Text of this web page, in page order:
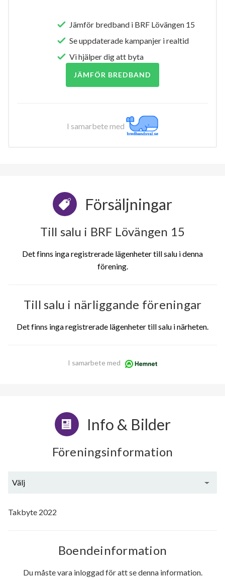
Jämför bredband i BRF Lövängen 15
Se uppdaterade kampanjer i realtid
Vi hjälper dig att byta
JÄMFÖR BREDBAND
I samarbete med
Försäljningar
Till salu i BRF Lövängen 15
Det finns inga registrerade lägenheter till salu i denna
förening.
Till salu i närliggande föreningar
Det finns inga registrerade lägenheter till salu i närheten.
I samarbete med
Info & Bilder
Föreningsinformation
Välj
Takbyte 2022
Boendeinformation
Du måste vara inloggad för att se denna information.